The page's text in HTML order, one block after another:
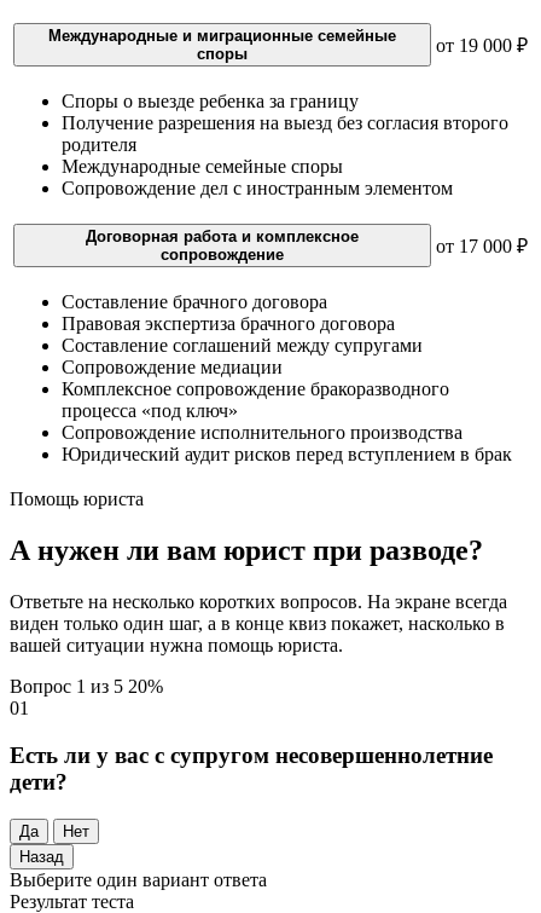
Международные и миграционные семейные
споры
от 19 000 ₽
Споры о выезде ребенка за границу
Получение разрешения на выезд без согласия второго
родителя
Международные семейные споры
Сопровождение дел с иностранным элементом
Договорная работа и комплексное
сопровождение
от 17 000 ₽
Составление брачного договора
Правовая экспертиза брачного договора
Составление соглашений между супругами
Сопровождение медиации
Комплексное сопровождение бракоразводного
процесса «под ключ»
Сопровождение исполнительного производства
Юридический аудит рисков перед вступлением в брак
Помощь юриста
А нужен ли вам юрист при разводе?
Ответьте на несколько коротких вопросов. На экране всегда
виден только один шаг, а в конце квиз покажет, насколько в
вашей ситуации нужна помощь юриста.
Вопрос 1 из 5 20%
01
Есть ли у вас с супругом несовершеннолетние
дети?
Да
Нет
Назад
Выберите один вариант ответа
Результат теста